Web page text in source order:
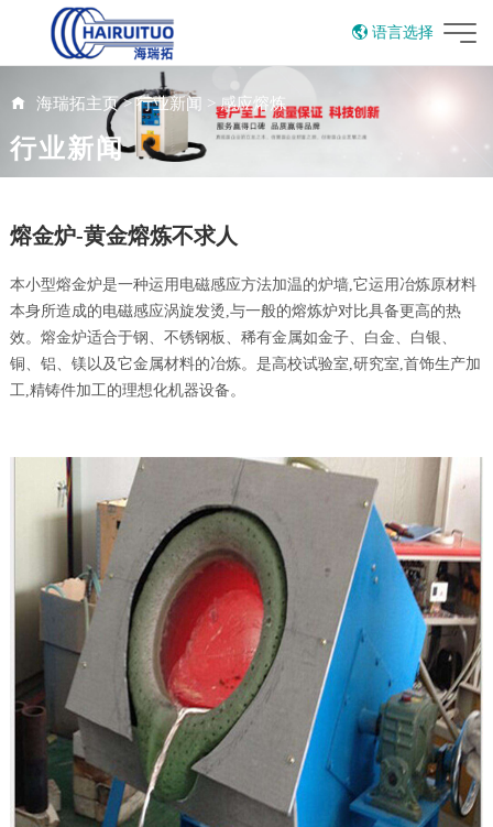
语言选择
海瑞拓主页>行业新闻 >感应熔炼
行业新闻
熔金炉-黄金熔炼不求人
本小型熔金炉是一种运用电磁感应方法加温的炉墙,它运用冶炼原材料
本身所造成的电磁感应涡旋发烫,与一般的熔炼炉对比具备更高的热
效。熔金炉适合于钢、不锈钢板、稀有金属如金子、白金、白银、
铜、铝、镁以及它金属材料的冶炼。是高校试验室,研究室,首饰生产加
工,精铸件加工的理想化机器设备。